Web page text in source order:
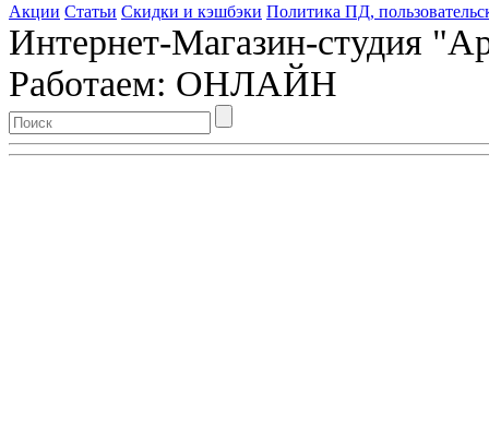
Акции Статьи Скидки и кэшбэки Политика ПД,
Интернет-Магазин-студия
Работаем: ОНЛАЙН